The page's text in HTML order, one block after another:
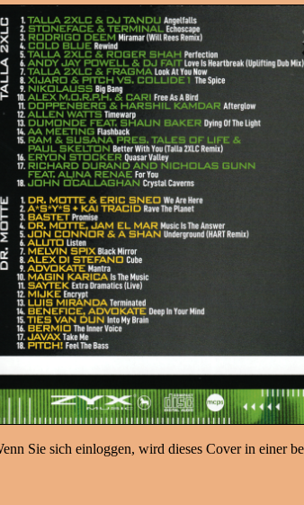
Sie sich einloggen, wird dieses Cover in einer